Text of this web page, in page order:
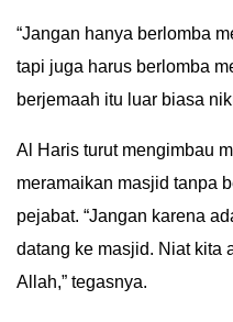
“Jangan hanya berlomba
tapi juga harus berlomba
berjemaah itu luar biasa
Al Haris turut mengimbau
meramaikan masjid tanpa
pejabat. “Jangan karena
datang ke masjid. Niat kita
Allah,” tegasnya.